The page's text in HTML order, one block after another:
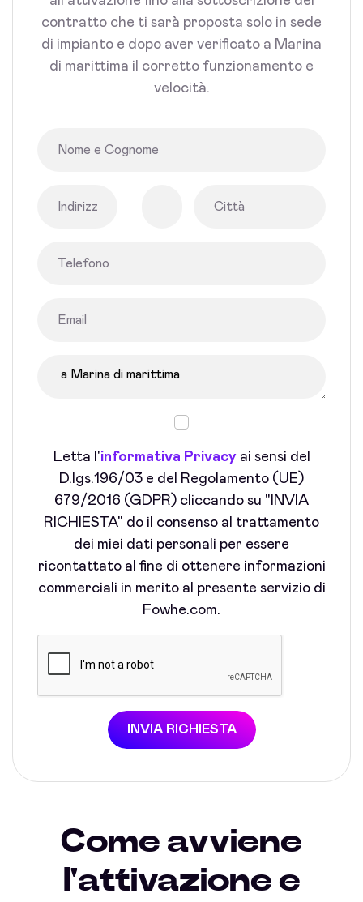
contratto che ti sarà proposta solo in sede
di impianto e dopo aver verificato a Marina
di marittima il corretto funzionamento e
velocità.
Letta l'informativa Privacyai sensi del
D.lgs.196/03 e del Regolamento (UE)
679/2016 (GDPR) cliccando su "INVIA
RICHIESTA" do il consenso al trattamento
dei miei dati personali per essere
ricontattato al fine di ottenere informazioni
commerciali in merito al presente servizio di
Fowhe.com.
INVIA RICHIESTA
Come avviene
l'attivazione e